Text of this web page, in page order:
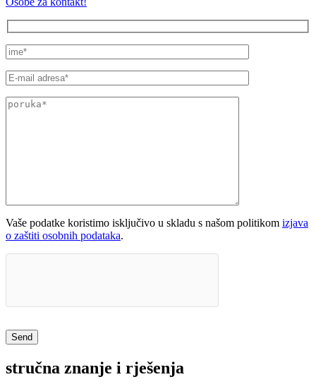
Vaše podatke koristimo isključivo u skladu s našom politikom izjava
o zaštiti osobnih podataka.
stručna znanje i rješenja